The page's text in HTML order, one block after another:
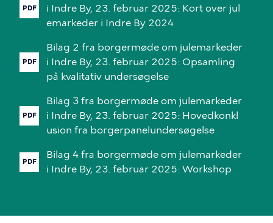
PDF
i Indre By, 23. februar 2025: Kort over jul
emarkeder i Indre By 2024
PDF
Bilag 2 fra borgermøde om julemarkeder
i Indre By, 23. februar 2025: Opsamling
på kvalitativ undersøgelse
PDF
Bilag 3 fra borgermøde om julemarkeder
i Indre By, 23. februar 2025: Hovedkonkl
usion fra borgerpanelundersøgelse
PDF
Bilag 4 fra borgermøde om julemarkeder
i Indre By, 23. februar 2025: Workshop